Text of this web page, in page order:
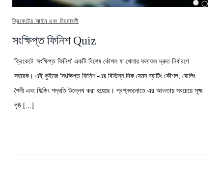
ক্রিকেটের আইন এবং নিয়মাবলী
সংক্ষিপ্ত ফিনিশ Quiz
ক্রিকেটে ‘সংক্ষিপ্ত ফিনিশ’ একটি বিশেষ কৌশল যা খেলার ফলাফল দ্রুত নির্ধারণে
সহায়ক। এই কুইজে ‘সংক্ষিপ্ত ফিনিশ’-এর বিভিন্ন দিক যেমন ব্যাটিং কৌশল, বোলিং
শৈলী এবং ফিল্ডিং পদ্ধতি উল্লেখ করা হয়েছে। প্রশ্নগুলোতে এর আওতায় সবচেয়ে সূক্ষ্ম
পৃষ্ঠ […]